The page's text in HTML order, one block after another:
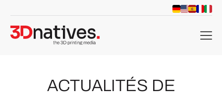
menu
ACTUALITÉS DE